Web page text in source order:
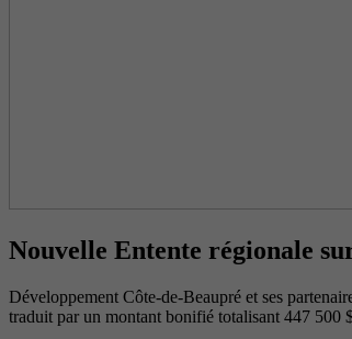
Nouvelle Entente régionale
Développement Côte-de-Beaupré et ses
traduit par un montant bonifié totalisant 447 500